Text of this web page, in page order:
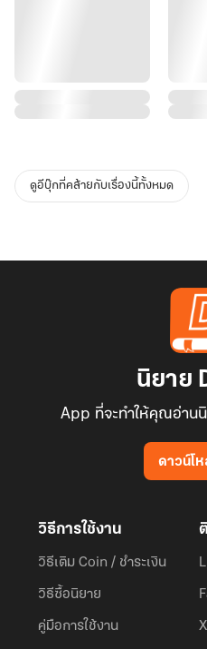
ดูอีบุ๊กที่คล้ายกับเรื่องนี้ทั้งหมด
นิยาย
App ที่จะทำให้คุณอ่าน
ดาวน์โ
วิธีการใช้งาน
วิธีเติม Coin / ชำระเงิน
วิธีซื้อนิยาย
คู่มือการใช้งาน X